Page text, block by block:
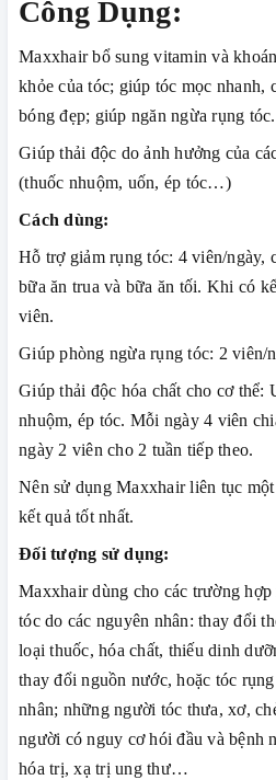
Công Dụng:
Maxxhair bổ sung vitamin và
khỏe của tóc; giúp tóc mọc nhanh,
bóng đẹp; giúp ngăn ngừa rụng tóc.
Giúp thải độc do ảnh hưởng của
(thuốc nhuộm, uốn, ép tóc…)
Cách dùng:
Hỗ trợ giảm rụng tóc: 4 viên/ngày,
bữa ăn trua và bữa ăn tối. Khi có
viên.
Giúp phòng ngừa rụng tóc: 2 viên/
Giúp thải độc hóa chất cho cơ thể:
nhuộm, ép tóc. Mỗi ngày 4 viên
ngày 2 viên cho 2 tuần tiếp theo.
Nên sử dụng Maxxhair liên tục
kết quả tốt nhất.
Đối tượng sử dụng:
Maxxhair dùng cho các trường
tóc do các nguyên nhân: thay đổi
loại thuốc, hóa chất, thiếu dinh
thay đổi nguồn nước, hoặc tóc
nhân; những người tóc thưa, xơ,
người có nguy cơ hói đầu và bệnh
hóa trị, xạ trị ung thư…